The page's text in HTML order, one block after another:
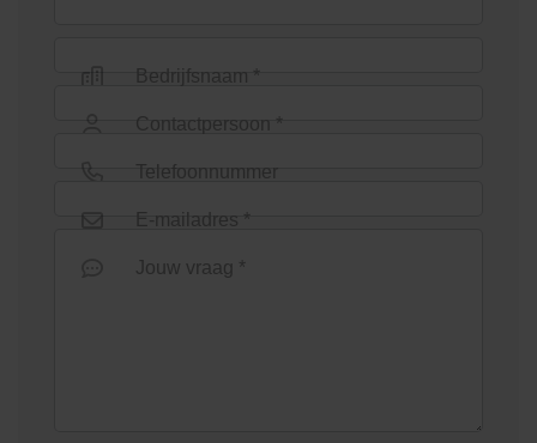
Bedrijfsnaam *
Contactpersoon *
Telefoonnummer
E-mailadres *
Jouw vraag *